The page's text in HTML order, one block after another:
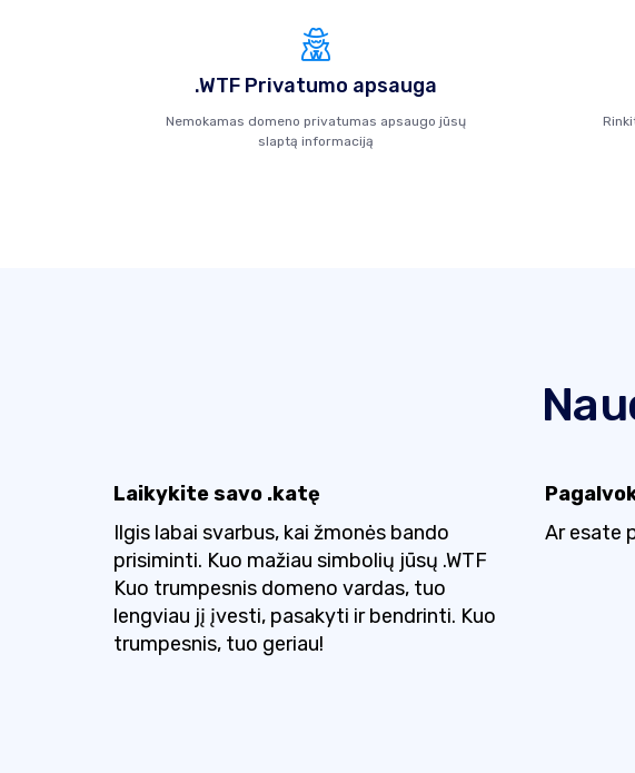
.WTF Privatumo apsauga
Nemokamas domeno privatumas apsaugo jūsų
slaptą informaciją
Laikykite savo .katę
Ilgis labai svarbus, kai žmonės bando
prisiminti. Kuo mažiau simbolių jūsų .WTF
Kuo trumpesnis domeno vardas, tuo
lengviau jį įvesti, pasakyti ir bendrinti. Kuo
trumpesnis, tuo geriau!
Ar esate